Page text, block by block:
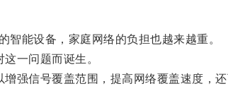
能设备，家庭网络的负担也越来越重。
一问题而诞生。
信号覆盖范围，提高网络覆盖速度，还